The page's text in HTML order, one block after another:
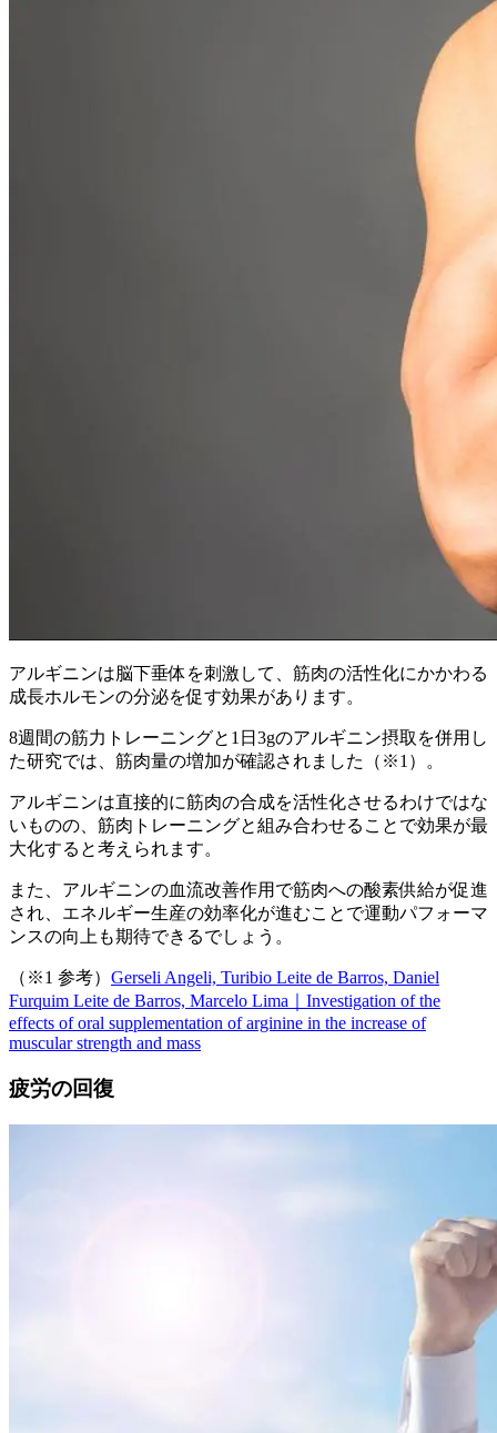
アルギニンは脳下垂体を刺激して、筋肉の活性化にかかわる
成長ホルモンの分泌を促す効果があります。
8週間の筋力トレーニングと1日3gのアルギニン摂取を併用し
た研究では、筋肉量の増加が確認されました
（※1）。
アルギニンは直接的に筋肉の合成を活性化させるわけではな
いものの、筋肉トレーニングと組み合わせることで効果が最
大化すると考えられます。
また、アルギニンの血流改善作用で筋肉への酸素供給が促進
され、エネルギー生産の効率化が進むことで運動パフォーマ
ンスの向上も期待できるでしょう。
（※1 参考） Gerseli Angeli, Turibio Leite de Barros, Daniel
Furquim Leite de Barros, Marcelo Lima｜Investigation of the
effects of oral supplementation of arginine in the increase of
muscular strength and mass
疲労の回復